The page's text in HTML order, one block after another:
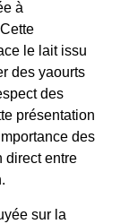
à
le lait issu
des yaourts
des
présentation
des
direct entre
sur la